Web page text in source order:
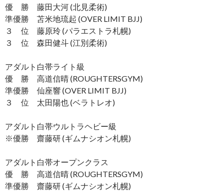
優 勝 藤田大河 (北見柔術)
準優勝 苫米地琉起 (OVER LIMIT BJJ)
３ 位 藤原玲 (パラエストラ札幌)
３ 位 森田健斗 (江別柔術)
アダルト白帯ライト級
優 勝 高道信晴 (ROUGHTERSGYM)
準優勝 仙座響 (OVER LIMIT BJJ)
３ 位 太田陽也 (ベラトレオ)
アダルト白帯ウルトラヘビー級
※優勝 齋藤研 (ギムナシオン札幌)
アダルト白帯オープンクラス
優 勝 高道信晴 (ROUGHTERSGYM)
準優勝 齋藤研 (ギムナシオン札幌)